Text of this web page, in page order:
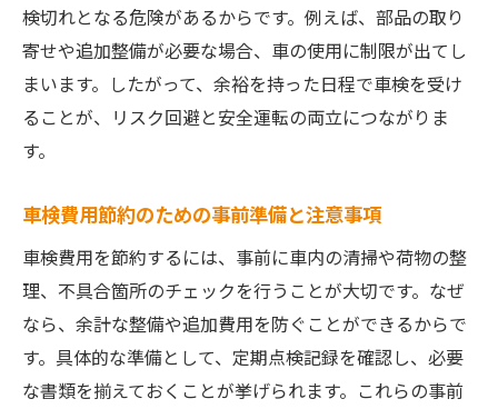
検切れとなる危険があるからです。例えば、部品の取り
寄せや追加整備が必要な場合、車の使用に制限が出てし
まいます。したがって、余裕を持った日程で車検を受け
ることが、リスク回避と安全運転の両立につながりま
す。
車検費用節約のための事前準備と注意事項
車検費用を節約するには、事前に車内の清掃や荷物の整
理、不具合箇所のチェックを行うことが大切です。なぜ
なら、余計な整備や追加費用を防ぐことができるからで
す。具体的な準備として、定期点検記録を確認し、必要
な書類を揃えておくことが挙げられます。これらの事前